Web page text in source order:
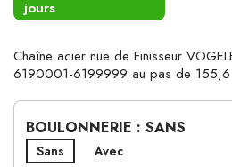
jours
Chaîne acier nue de Finisseur
6190001-6199999 au pas de 155,6
BOULONNERIE : SANS
Sans Avec